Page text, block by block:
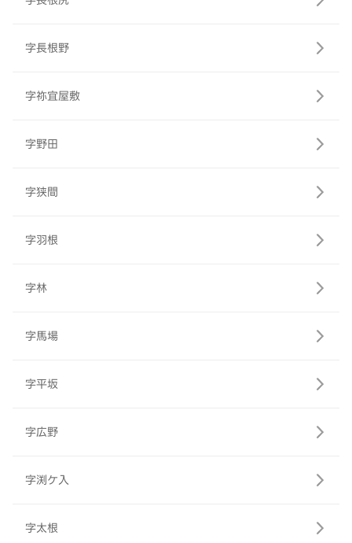
字長根野
字祢宜屋敷
字野田
字狭間
字羽根
字林
字馬場
字平坂
字広野
字渕ケ入
字太根